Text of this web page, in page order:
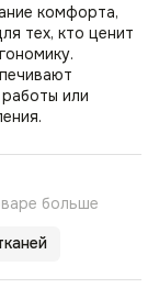
комфорта,
тех, кто ценит
или
больше